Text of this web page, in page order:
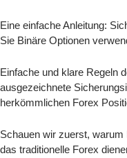
Eine einfache Anleitung:
Sie Binäre Optionen
Einfache und klare Regeln
ausgezeichnete
herkömmlichen Forex
Schauen wir zuerst,
das traditionelle Forex